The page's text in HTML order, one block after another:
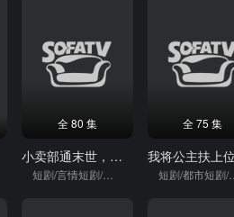
全 80 集
小卖部通末世，拿出泡面后破防了
短剧/言情短剧/逆袭
全 75 集
短剧/都市短剧/重生